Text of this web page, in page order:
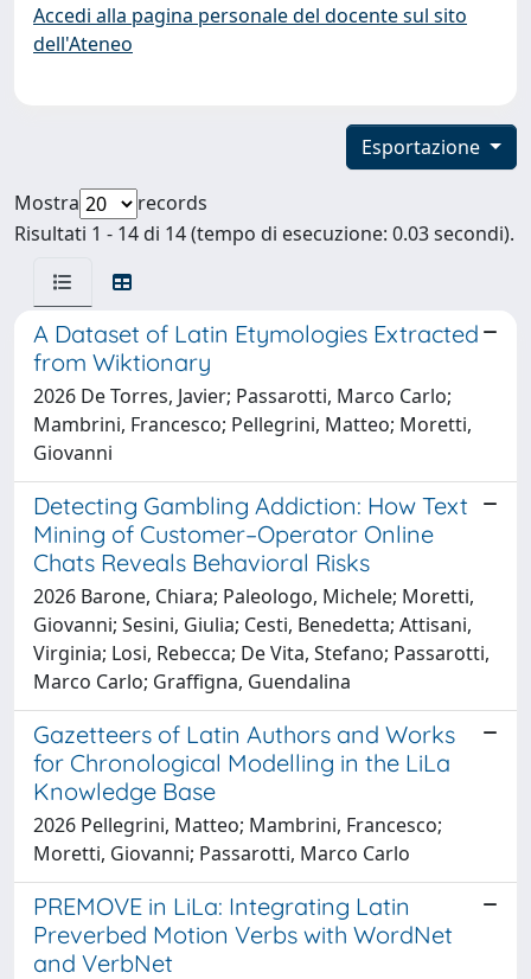
Accedi alla pagina personale del docente sul sito
dell'Ateneo
Esportazione
Mostra
records
Risultati 1 - 14 di 14 (tempo di esecuzione: 0.03 secondi).
A Dataset of Latin Etymologies Extracted
from Wiktionary
2026 De Torres, Javier; Passarotti, Marco Carlo;
Mambrini, Francesco; Pellegrini, Matteo; Moretti,
Giovanni
Detecting Gambling Addiction: How Text
Mining of Customer–Operator Online
Chats Reveals Behavioral Risks
2026 Barone, Chiara; Paleologo, Michele; Moretti,
Giovanni; Sesini, Giulia; Cesti, Benedetta; Attisani,
Virginia; Losi, Rebecca; De Vita, Stefano; Passarotti,
Marco Carlo; Graffigna, Guendalina
Gazetteers of Latin Authors and Works
for Chronological Modelling in the LiLa
Knowledge Base
2026 Pellegrini, Matteo; Mambrini, Francesco;
Moretti, Giovanni; Passarotti, Marco Carlo
PREMOVE in LiLa: Integrating Latin
Preverbed Motion Verbs with WordNet
and VerbNet